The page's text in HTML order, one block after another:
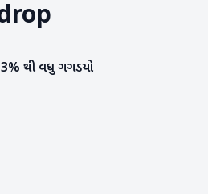
થી વધુ ગગડયો